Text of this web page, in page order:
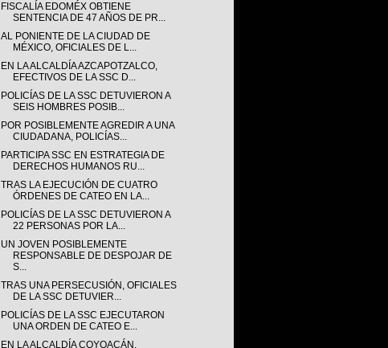
FISCALÍA EDOMÉX OBTIENE
SENTENCIA DE 47 AÑOS DE PR...
AL PONIENTE DE LA CIUDAD DE
MÉXICO, OFICIALES DE L...
EN LA ALCALDÍA AZCAPOTZALCO,
EFECTIVOS DE LA SSC D...
POLICÍAS DE LA SSC DETUVIERON A
SEIS HOMBRES POSIB...
POR POSIBLEMENTE AGREDIR A UNA
CIUDADANA, POLICÍAS...
PARTICIPA SSC EN ESTRATEGIA DE
DERECHOS HUMANOS RU...
TRAS LA EJECUCIÓN DE CUATRO
ÓRDENES DE CATEO EN LA...
POLICÍAS DE LA SSC DETUVIERON A
22 PERSONAS POR LA...
UN JOVEN POSIBLEMENTE
RESPONSABLE DE DESPOJAR DE
S...
TRAS UNA PERSECUSIÓN, OFICIALES
DE LA SSC DETUVIER...
POLICÍAS DE LA SSC EJECUTARON
UNA ORDEN DE CATEO E...
EN LA ALCALDÍA COYOACÁN,